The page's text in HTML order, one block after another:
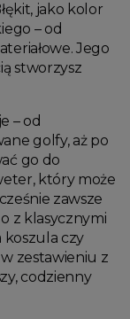
jako kolor
– od
Jego
stworzysz
– od
golfy, aż po
go do
który może
zawsze
z klasycznymi
koszula czy
zestawieniu z
codzienny